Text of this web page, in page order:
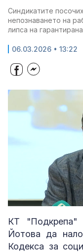
Синдикатите
непознаването на
липса на
06.03.2026 • 13:22
Unmute
КТ "Подкрепа"
Йотова да
Кодекса за